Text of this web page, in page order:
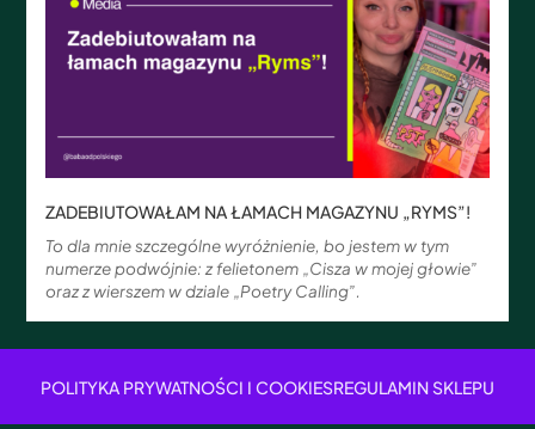
ZADEBIUTOWAŁAM NA ŁAMACH MAGAZYNU „RYMS”!
To dla mnie szczególne wyróżnienie, bo jestem w tym
numerze podwójnie: z felietonem „Cisza w mojej głowie”
oraz z wierszem w dziale „Poetry Calling”.
POLITYKA PRYWATNOŚCI I COOKIESREGULAMIN SKLEPU